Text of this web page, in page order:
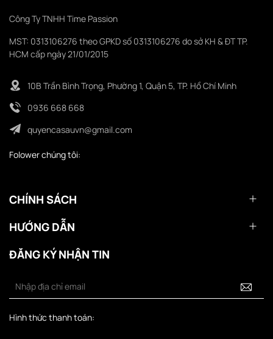
Công Ty TNHH Time Passion
MST: 0313106276 theo GPKD số 0313106276 do sở KH & ĐT TP.
HCM cấp ngày 21/01/2015
10B Trần Bình Trọng, Phường 1, Quận 5, TP. Hồ Chí Minh
0936 668 668
quyencasauvn@gmail.com
Folower chúng tôi:
CHÍNH SÁCH
HƯỚNG DẪN
ĐĂNG KÝ NHẬN TIN
Hình thức thanh toán: